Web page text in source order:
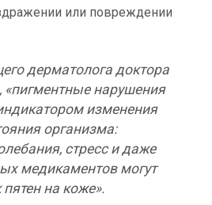
или повреждении
дерматолога доктора
нарушения
изменения
организма:
стресс и даже
медикаментов могут
на коже».